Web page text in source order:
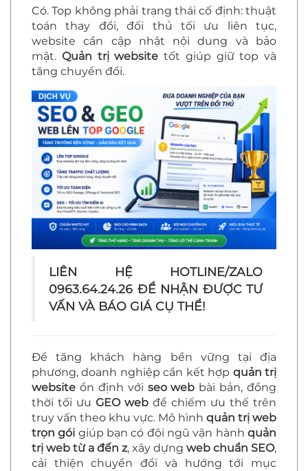
Có. Top không phải trạng thái cố định: thuật
toán thay đổi, đối thủ tối ưu liên tục,
website cần cập nhật nội dung và bảo
mật. Quản trị website tốt giúp giữ top và
tăng chuyển đổi.
LIÊN HỆ HOTLINE/ZALO
0963.64.24.26 ĐỂ NHẬN ĐƯỢC TƯ
VẤN VÀ BÁO GIÁ CỤ THỂ!
Để tăng khách hàng bền vững tại địa
phương, doanh nghiệp cần kết hợp quản trị
website ổn định với seo web bài bản, đồng
thời tối ưu GEO web để chiếm ưu thế trên
truy vấn theo khu vực. Mô hình quản trị web
trọn gói giúp bạn có đội ngũ vận hànhquản
trị web từ a đến z, xây dựng web chuẩn SEO,
cải thiện chuyển đổi và hướng tới mục